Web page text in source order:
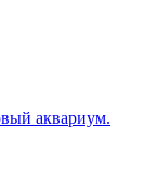
аквариум.